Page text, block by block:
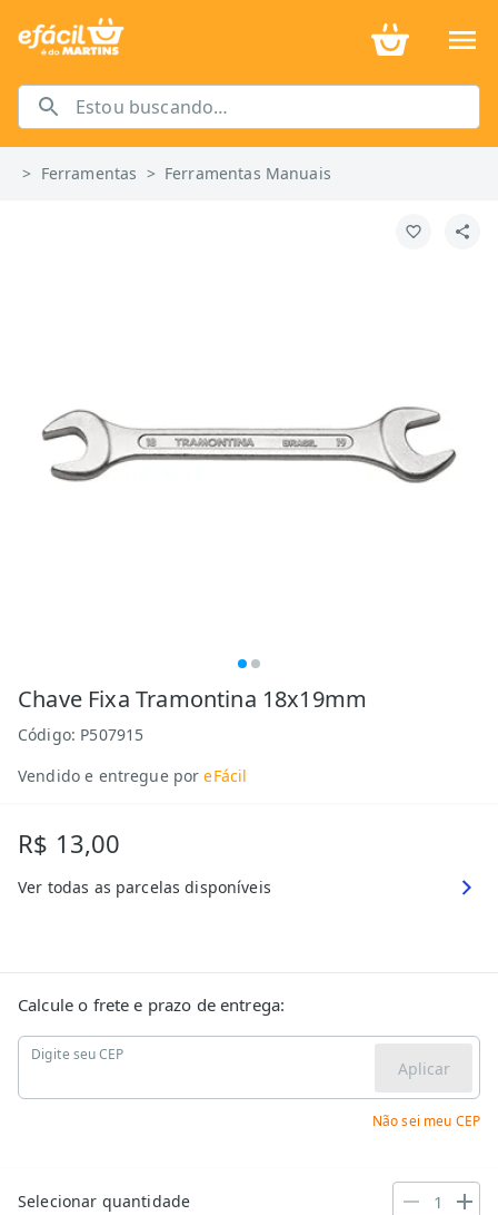
> Ferramentas > Ferramentas Manuais
Chave Fixa Tramontina 18x19mm
Código: P507915
Vendido e entregue por eFácil
R$ 13,00
Ver todas as parcelas disponíveis
Calcule o frete e prazo de entrega:
Digite seu CEP
Aplicar
Não sei meu CEP
Selecionar quantidade